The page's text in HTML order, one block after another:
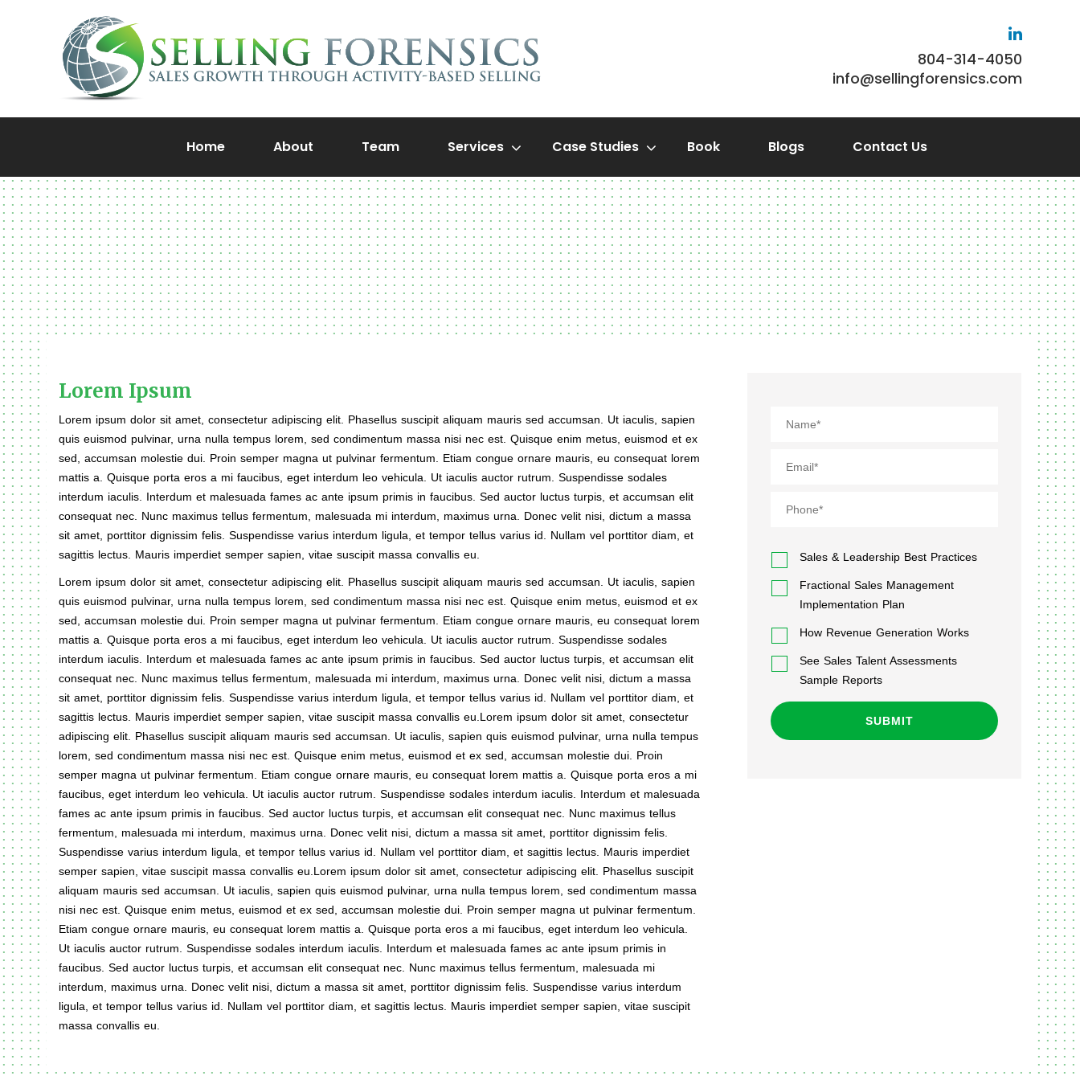
804-314-4050
info@sellingforensics.com
Home About Team Services Case Studies Book Blogs Contact Us
Lorem Ipsum
Lorem ipsum dolor sit amet, consectetur adipiscing elit. Phasellus suscipit aliquam mauris sed accumsan. Ut iaculis, sapien
quis euismod pulvinar, urna nulla tempus lorem, sed condimentum massa nisi nec est. Quisque enim metus, euismod et ex
sed, accumsan molestie dui. Proin semper magna ut pulvinar fermentum. Etiam congue ornare mauris, eu consequat lorem
mattis a. Quisque porta eros a mi faucibus, eget interdum leo vehicula. Ut iaculis auctor rutrum. Suspendisse sodales
interdum iaculis. Interdum et malesuada fames ac ante ipsum primis in faucibus. Sed auctor luctus turpis, et accumsan elit
consequat nec. Nunc maximus tellus fermentum, malesuada mi interdum, maximus urna. Donec velit nisi, dictum a massa
sit amet, porttitor dignissim felis. Suspendisse varius interdum ligula, et tempor tellus varius id. Nullam vel porttitor diam, et
sagittis lectus. Mauris imperdiet semper sapien, vitae suscipit massa convallis eu.
Lorem ipsum dolor sit amet, consectetur adipiscing elit. Phasellus suscipit aliquam mauris sed accumsan. Ut iaculis, sapien
quis euismod pulvinar, urna nulla tempus lorem, sed condimentum massa nisi nec est. Quisque enim metus, euismod et ex
sed, accumsan molestie dui. Proin semper magna ut pulvinar fermentum. Etiam congue ornare mauris, eu consequat lorem
mattis a. Quisque porta eros a mi faucibus, eget interdum leo vehicula. Ut iaculis auctor rutrum. Suspendisse sodales
interdum iaculis. Interdum et malesuada fames ac ante ipsum primis in faucibus. Sed auctor luctus turpis, et accumsan elit
consequat nec. Nunc maximus tellus fermentum, malesuada mi interdum, maximus urna. Donec velit nisi, dictum a massa
sit amet, porttitor dignissim felis. Suspendisse varius interdum ligula, et tempor tellus varius id. Nullam vel porttitor diam, et
sagittis lectus. Mauris imperdiet semper sapien, vitae suscipit massa convallis eu.Lorem ipsum dolor sit amet, consectetur
adipiscing elit. Phasellus suscipit aliquam mauris sed accumsan. Ut iaculis, sapien quis euismod pulvinar, urna nulla tempus
lorem, sed condimentum massa nisi nec est. Quisque enim metus, euismod et ex sed, accumsan molestie dui. Proin
semper magna ut pulvinar fermentum. Etiam congue ornare mauris, eu consequat lorem mattis a. Quisque porta eros a mi
faucibus, eget interdum leo vehicula. Ut iaculis auctor rutrum. Suspendisse sodales interdum iaculis. Interdum et malesuada
fames ac ante ipsum primis in faucibus. Sed auctor luctus turpis, et accumsan elit consequat nec. Nunc maximus tellus
fermentum, malesuada mi interdum, maximus urna. Donec velit nisi, dictum a massa sit amet, porttitor dignissim felis.
Suspendisse varius interdum ligula, et tempor tellus varius id. Nullam vel porttitor diam, et sagittis lectus. Mauris imperdiet
semper sapien, vitae suscipit massa convallis eu.Lorem ipsum dolor sit amet, consectetur adipiscing elit. Phasellus suscipit
aliquam mauris sed accumsan. Ut iaculis, sapien quis euismod pulvinar, urna nulla tempus lorem, sed condimentum massa
nisi nec est. Quisque enim metus, euismod et ex sed, accumsan molestie dui. Proin semper magna ut pulvinar fermentum.
Etiam congue ornare mauris, eu consequat lorem mattis a. Quisque porta eros a mi faucibus, eget interdum leo vehicula.
Ut iaculis auctor rutrum. Suspendisse sodales interdum iaculis. Interdum et malesuada fames ac ante ipsum primis in
faucibus. Sed auctor luctus turpis, et accumsan elit consequat nec. Nunc maximus tellus fermentum, malesuada mi
interdum, maximus urna. Donec velit nisi, dictum a massa sit amet, porttitor dignissim felis. Suspendisse varius interdum
ligula, et tempor tellus varius id. Nullam vel porttitor diam, et sagittis lectus. Mauris imperdiet semper sapien, vitae suscipit
massa convallis eu.
Sales & Leadership Best Practices
Fractional Sales Management
Implementation Plan
How Revenue Generation Works
See Sales Talent Assessments
Sample Reports